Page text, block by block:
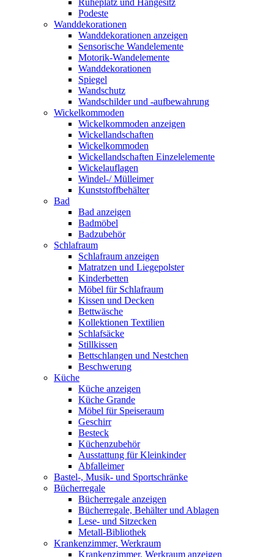
Ruheplatz und Hängesitz
Podeste
Wanddekorationen
Wanddekorationen anzeigen
Sensorische Wandelemente
Motorik-Wandelemente
Wanddekorationen
Spiegel
Wandschutz
Wandschilder und -aufbewahrung
Wickelkommoden
Wickelkommoden anzeigen
Wickellandschaften
Wickelkommoden
Wickellandschaften Einzelelemente
Wickelauflagen
Windel-/ Mülleimer
Kunststoffbehälter
Bad
Bad anzeigen
Badmöbel
Badzubehör
Schlafraum
Schlafraum anzeigen
Matratzen und Liegepolster
Kinderbetten
Möbel für Schlafraum
Kissen und Decken
Bettwäsche
Kollektionen Textilien
Schlafsäcke
Stillkissen
Bettschlangen und Nestchen
Beschwerung
Küche
Küche anzeigen
Küche Grande
Möbel für Speiseraum
Geschirr
Besteck
Küchenzubehör
Ausstattung für Kleinkinder
Abfalleimer
Bastel-, Musik- und Sportschränke
Bücherregale
Bücherregale anzeigen
Bücherregale, Behälter und Ablagen
Lese- und Sitzecken
Metall-Bibliothek
Krankenzimmer, Werkraum
Krankenzimmer, Werkraum anzeigen